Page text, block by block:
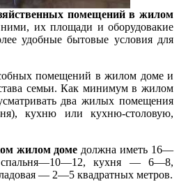
помещений в жилом
их площади и оборудовакие
удобные бытовые условия для
помещений в жилом доме и
семьи. Как минимум в жилом
два жилых помещения
кухню или кухню-столовую,
жилом доме должна иметь 16—
спальня—10—12, кухня — 6—8,
— 2—5 квадратных метров.